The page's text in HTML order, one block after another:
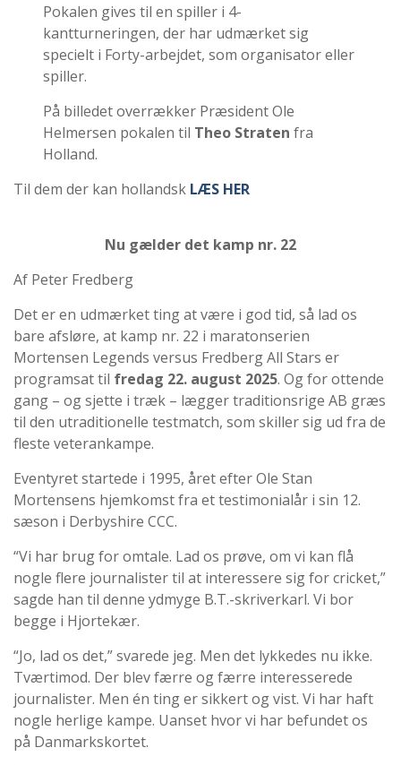
Pokalen gives til en spiller i 4-
kantturneringen, der har udmærket sig
specielt i Forty-arbejdet, som organisator eller
spiller.
På billedet overrækker Præsident Ole
Helmersen pokalen til Theo Stratenfra
Holland.
Til dem der kan hollandsk LÆS HER
Nu gælder det kamp nr. 22
Af Peter Fredberg
Det er en udmærket ting at være i god tid, så lad os
bare afsløre, at kamp nr. 22 i maratonserien
Mortensen Legends versus Fredberg All Stars er
programsat til fredag 22. august 2025. Og for ottende
gang – og sjette i træk – lægger traditionsrige AB græs
til den utraditionelle testmatch, som skiller sig ud fra de
fleste veterankampe.
Eventyret startede i 1995, året efter Ole Stan
Mortensens hjemkomst fra et testimonialår i sin 12.
sæson i Derbyshire CCC.
“Vi har brug for omtale. Lad os prøve, om vi kan flå
nogle flere journalister til at interessere sig for cricket,”
sagde han til denne ydmyge B.T.-skriverkarl. Vi bor
begge i Hjortekær.
“Jo, lad os det,” svarede jeg. Men det lykkedes nu ikke.
Tværtimod. Der blev færre og færre interesserede
journalister. Men én ting er sikkert og vist. Vi har haft
nogle herlige kampe. Uanset hvor vi har befundet os
på Danmarkskortet.